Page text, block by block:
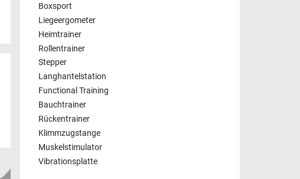
Boxsport
Liegeergometer
Heimtrainer
Rollentrainer
Stepper
Langhantelstation
Functional Training
Bauchtrainer
Rückentrainer
Klimmzugstange
Muskelstimulator
Vibrationsplatte